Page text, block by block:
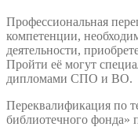
Профессиональная
компетенции,
деятельности,
Пройти её могут
дипломами СПО и ВО.
Переквалификация по
библиотечного фонда»